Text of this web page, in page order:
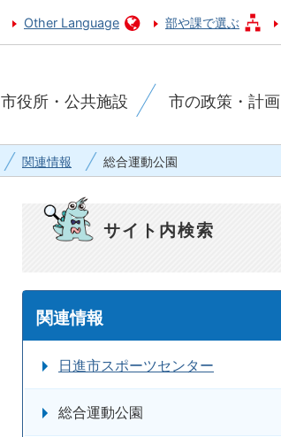
Other Language 部や課で選ぶ
市役所・公共施設 市の政策・計画
関連情報 総合運動公園
サイト内検索
関連情報
日進市スポーツセンター
総合運動公園